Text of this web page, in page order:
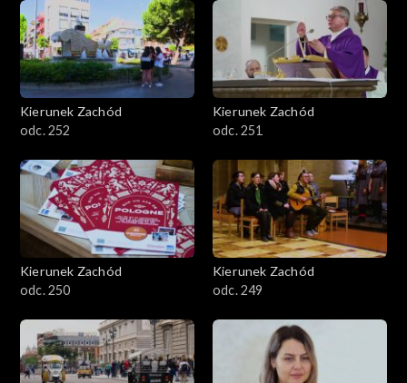
Kierunek Zachód
odc. 252
Kierunek Zachód
odc. 251
Kierunek Zachód
odc. 250
Kierunek Zachód
odc. 249